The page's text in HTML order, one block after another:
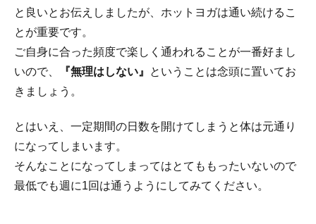
と良いとお伝えしましたが、ホットヨガは通い続けるこ
とが重要です。
ご自身に合った頻度で楽しく通われることが一番好まし
いので、
『無理はしない』
ということは念頭に置いてお
きましょう。
とはいえ、一定期間の日数を開けてしまうと体は元通り
になってしまいます。
そんなことになってしまってはとてももったいないので
最低でも週に1回は通うようにしてみてください。